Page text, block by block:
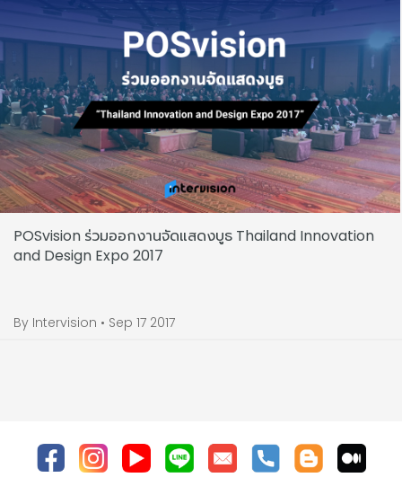
POSvision ร่วมออกงานจัดแสดงบูธ Thailand Innovation
and Design Expo 2017
By Intervision • Sep 17 2017